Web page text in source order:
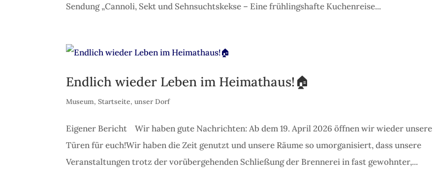
Sendung „Cannoli, Sekt und Sehnsuchtskekse – Eine frühlingshafte Kuchenreise...
Endlich wieder Leben im Heimathaus!🏠
Museum,Startseite,unser Dorf
Eigener Bericht Wir haben gute Nachrichten: Ab dem 19. April 2026 öffnen wir wieder unsere
Türen für euch!Wir haben die Zeit genutzt und unsere Räume so umorganisiert, dass unsere
Veranstaltungen trotz der vorübergehenden Schließung der Brennerei in fast gewohnter,...